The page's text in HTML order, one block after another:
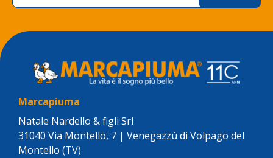
Marcapiuma
Natale Nardello & figli Srl
31040 Via Montello, 7 | Venegazzù di Volpago del
Montello (TV)